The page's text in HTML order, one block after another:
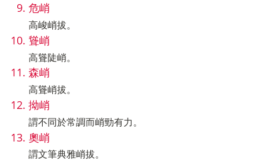
危峭
高峻峭拔。
聳峭
高聳陡峭。
森峭
高聳峭拔。
拗峭
謂不同於常調而峭勁有力。
奧峭
謂文筆典雅峭拔。